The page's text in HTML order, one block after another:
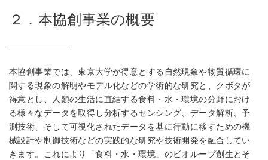
２．本協創事業の概要
本協創事業では、東京大学が得意とする自然現象や物質循環に
関する現象の解明やモデル化などの学術的な研究と、クボタが
得意とし、人類の生活に直結する食料・水・環境の分野におけ
る様々なデータを取得し分析するセンシング、データ解析、予
測技術、そして可視化されたデータを基に行動に移すための機
械設計や制御技術などの実践的な研究や技術開発を融合してい
きます。これにより「食料・水・環境」のビオループ創生とそ